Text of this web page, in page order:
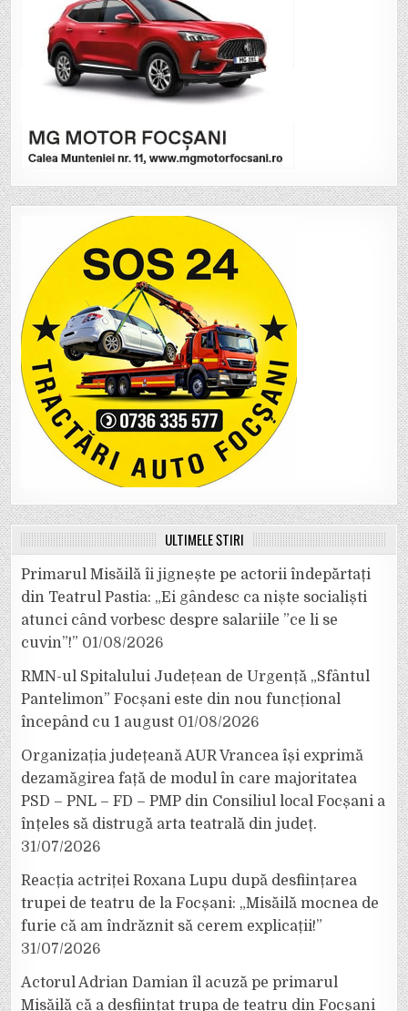
ULTIMELE ȘTIRI
Primarul Misăilă îi jignește pe actorii îndepărtați
din Teatrul Pastia: „Ei gândesc ca niște socialiști
atunci când vorbesc despre salariile ”ce li se
cuvin”!” 01/08/2026
RMN-ul Spitalului Județean de Urgență „Sfântul
Pantelimon” Focșani este din nou funcțional
începând cu 1 august 01/08/2026
Organizația județeană AUR Vrancea își exprimă
dezamăgirea față de modul în care majoritatea
PSD – PNL – FD – PMP din Consiliul local Focșani a
înțeles să distrugă arta teatrală din județ.
31/07/2026
Reacția actriței Roxana Lupu după desființarea
trupei de teatru de la Focșani: „Misăilă mocnea de
furie că am îndrăznit să cerem explicații!”
31/07/2026
Actorul Adrian Damian îl acuză pe primarul
Misăilă că a desființat trupa de teatru din Focșani